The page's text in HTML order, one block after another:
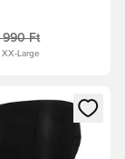
990 Ft
XX-Large
a tagként
modált a